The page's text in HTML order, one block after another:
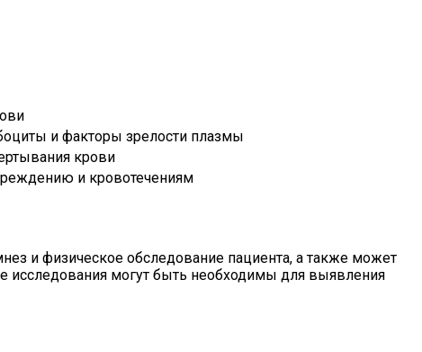
и факторы зрелости плазмы
крови
и кровотечениям
и физическое обследование пациента, а также может
исследования могут быть необходимы для выявления